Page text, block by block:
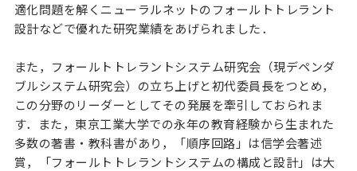
適化問題を解くニューラルネットのフォールトトレラント
設計などで優れた研究業績をあげられました．
また，フォールトトレラントシステム研究会（現デペンダ
ブルシステム研究会）の立ち上げと初代委員長をつとめ，
この分野のリーダーとしてその発展を牽引しておられま
す．また，東京工業大学での永年の教育経験から生まれた
多数の著書・教科書があり，「順序回路」は信学会著述
賞，「フォールトトレラントシステムの構成と設計」は大